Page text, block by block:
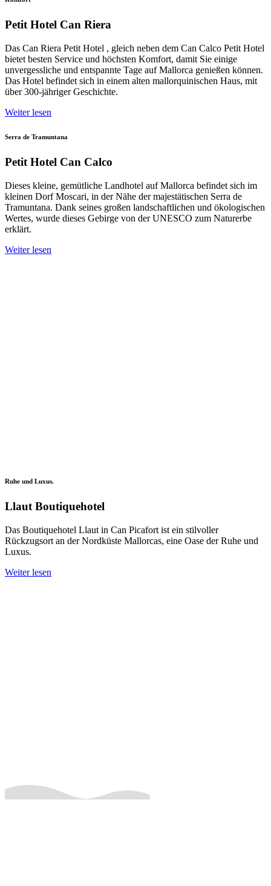
Petit Hotel Can Riera
Das Can Riera Petit Hotel , gleich neben dem Can Calco Petit Hotel
bietet besten Service und höchsten Komfort, damit Sie einige
unvergessliche und entspannte Tage auf Mallorca genießen können.
Das Hotel befindet sich in einem alten mallorquinischen Haus, mit
über 300-jähriger Geschichte.
Weiter lesen
Serra de Tramuntana
Petit Hotel Can Calco
Dieses kleine, gemütliche Landhotel auf Mallorca befindet sich im
kleinen Dorf Moscari, in der Nähe der majestätischen Serra de
Tramuntana. Dank seines großen landschaftlichen und ökologischen
Wertes, wurde dieses Gebirge von der UNESCO zum Naturerbe
erklärt.
Weiter lesen
Ruhe und Luxus.
Llaut Boutiquehotel
Das Boutiquehotel Llaut in Can Picafort ist ein stilvoller
Rückzugsort an der Nordküste Mallorcas, eine Oase der Ruhe und
Luxus.
Weiter lesen